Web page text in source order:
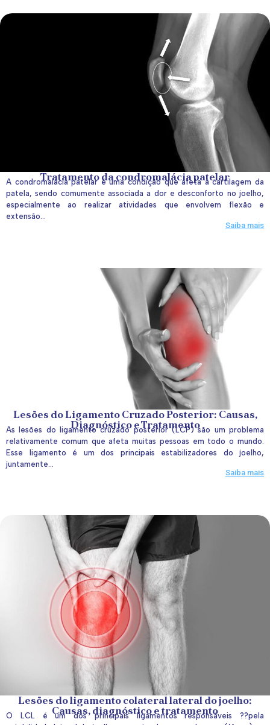
Tratamento da condromalácia patelar
A condromalácia patelar é uma condição que afeta a cartilagem da
patela, sendo comumente associada a dor e desconforto no joelho,
especialmente ao realizar atividades que envolvem flexão e
extensão...
Saiba mais
Lesões do Ligamento Cruzado Posterior: Causas,
Diagnóstico e Tratamento
As lesões do ligamento cruzado posterior (LCP) são um problema
relativamente comum que afeta muitas pessoas em todo o mundo.
Esse ligamento é um dos principais estabilizadores do joelho,
juntamente...
Saiba mais
Lesões do ligamento colateral lateral do joelho:
Causas, diagnóstico e tratamento
O LCL é um dos principais ligamentos responsáveis ??pela